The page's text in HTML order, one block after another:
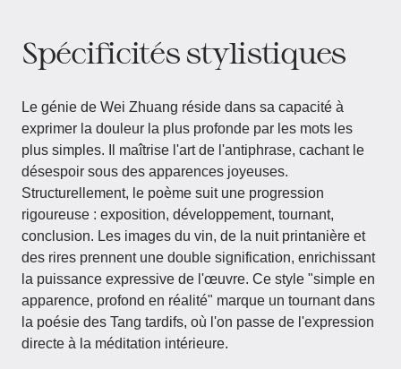
Spécificités stylistiques
Le génie de Wei Zhuang réside dans sa capacité à
exprimer la douleur la plus profonde par les mots les
plus simples. Il maîtrise l'art de l'antiphrase, cachant le
désespoir sous des apparences joyeuses.
Structurellement, le poème suit une progression
rigoureuse : exposition, développement, tournant,
conclusion. Les images du vin, de la nuit printanière et
des rires prennent une double signification, enrichissant
la puissance expressive de l'œuvre. Ce style "simple en
apparence, profond en réalité" marque un tournant dans
la poésie des Tang tardifs, où l'on passe de l'expression
directe à la méditation intérieure.